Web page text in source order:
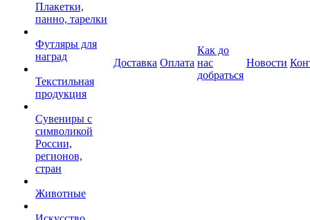
Плакетки,
панно, тарелки
Футляры для
наград
Текстильная
продукция
Сувениры с
символикой
России,
регионов,
стран
Животные
Доставка Оплата
Как до
нас
добраться
Новости